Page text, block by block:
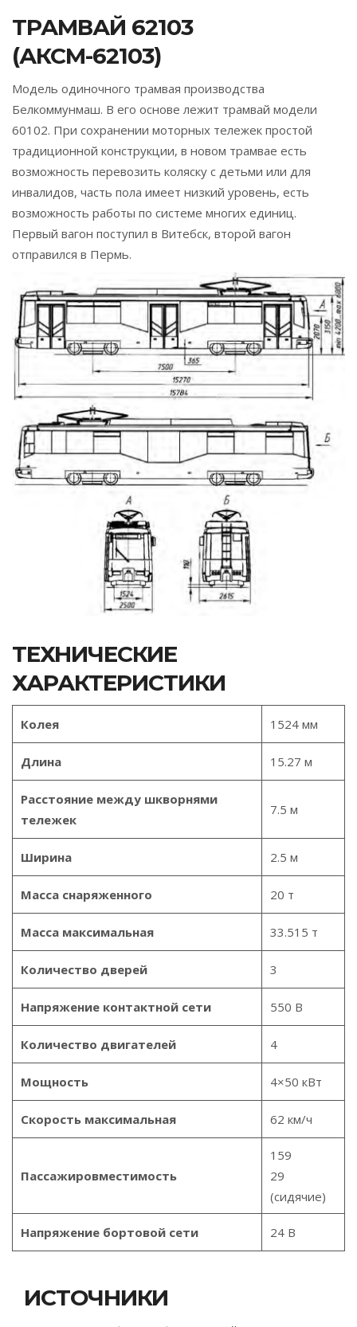
ТРАМВАЙ 62103
(АКСМ-62103)
Модель одиночного трамвая производства
Белкоммунмаш. В его основе лежит трамвай модели
60102. При сохранении моторных тележек простой
традиционной конструкции, в новом трамвае есть
возможность перевозить коляску с детьми или для
инвалидов, часть пола имеет низкий уровень, есть
возможность работы по системе многих единиц.
Первый вагон поступил в Витебск, второй вагон
отправился в Пермь.
ТЕХНИЧЕСКИЕ
ХАРАКТЕРИСТИКИ
Колея 1524 мм
Длина 15.27 м
Расстояние между шкворнями
тележек
7.5 м
Ширина 2.5 м
Масса снаряженного 20 т
Масса максимальная 33.515 т
Количество дверей 3
Напряжение контактной сети 550 В
Количество двигателей 4
Мощность 4×50 кВт
Скорость максимальная 62 км/ч
Пассажировместимость
159
29
(сидячие)
Напряжение бортовой сети 24 В
ИСТОЧНИКИ